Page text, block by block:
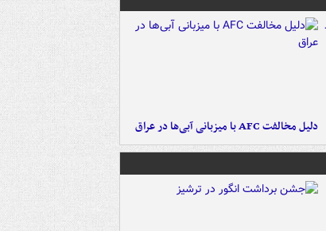
دلیل مخالفت AFC با میزبانی آبی‌ها در عراق